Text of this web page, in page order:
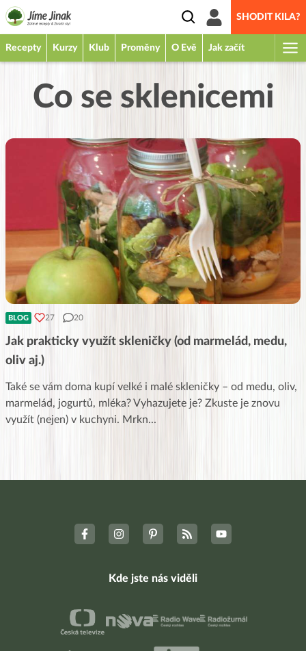
SHODIT KILA?
Recepty Kurzy Klub Proměny O Evě Jak začít
Co se sklenicemi
BLOG 27 20
Jak prakticky využít skleničky (od marmelád, medu,
oliv aj.)
Také se vám doma kupí velké i malé skleničky – od medu, oliv,
marmelád, jogurtů, mléka? Vyhazujete je? Zkuste je znovu
využít (nejen) v kuchyni. Mrkn...
Kde jste nás viděli